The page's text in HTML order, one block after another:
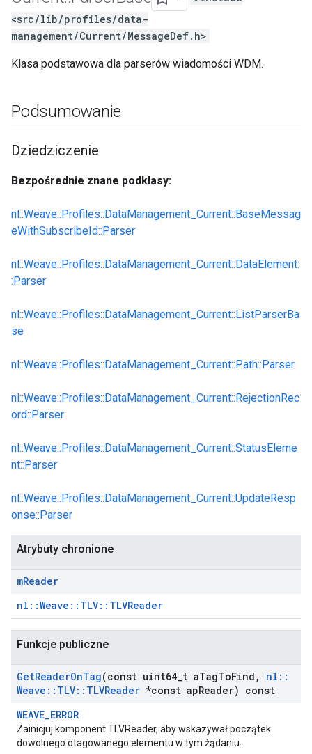
<src/lib/profiles/data-
management/Current/MessageDef.h>
Klasa podstawowa dla parserów wiadomości WDM.
Podsumowanie
Dziedziczenie
Bezpośrednie znane podklasy:
nl::Weave::Profiles::DataManagement_Current::BaseMessag
eWithSubscribeId::Parser
nl::Weave::Profiles::DataManagement_Current::DataElement:
:Parser
nl::Weave::Profiles::DataManagement_Current::ListParserBa
se
nl::Weave::Profiles::DataManagement_Current::Path::Parser
nl::Weave::Profiles::DataManagement_Current::RejectionRec
ord::Parser
nl::Weave::Profiles::DataManagement_Current::StatusEleme
nt::Parser
nl::Weave::Profiles::DataManagement_Current::UpdateResp
onse::Parser
Atrybuty chronione
mReader
nl::Weave::TLV::TLVReader
Funkcje publiczne
GetReaderOnTag(const uint64 t aTagToFind , nl ::
Weave :: TLV:: TLVReader *const apReader) const
WEAVE_ERROR
Zainicjuj komponent TLVReader, aby wskazywał początek
dowolnego otagowanego elementu w tym żądaniu.